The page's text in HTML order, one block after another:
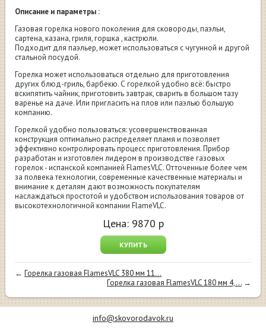
Описание и параметры :
Газовая горелка нового поколения для сковороды, паэльи,
сартена, казана, гриля, горшка , кастрюли.
Подходит для паэльер, может использоваться с чугунной и другой
стальной посудой.
Горелка может использоваться отдельно для приготовления
других блюд-гриль, барбекю. С горелкой удобно всё: быстро
вскипятить чайник, приготовить завтрак, сварить в большом тазу
варенье на даче. Или пригласить на плов или паэлью большую
компанию.
Горелкой удобно пользоваться: усовершенствованная
конструкция оптимально распределяет пламя и позволяет
эффективно контролировать процесс приготовления. Прибор
разработан и изготовлен лидером в производстве газовых
горелок - испанской компанией FlamesVLC. Отточенные более чем
за полвека технологии, современные качественные материалы и
внимание к деталям дают возможность покупателям
наслаждаться простотой и удобством использования товаров от
высокотехнологичной компании FlameVLC.
Цена: 9870 р
КУПИТЬ
←Горелка газовая FlamesVLC 380 мм 11...
Горелка газовая FlamesVLC 180 мм 4,...→
info@skovorodavok.ru